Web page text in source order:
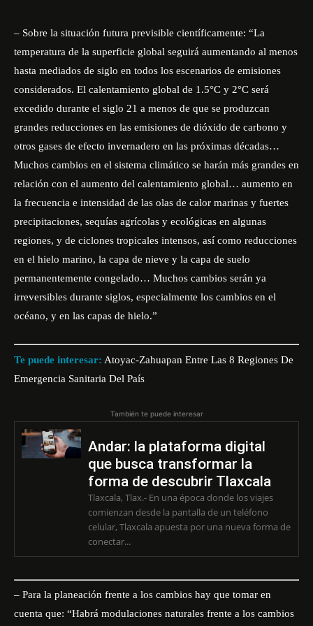
– Sobre la situación futura previsible científicamente: “La
temperatura de la superficie global seguirá aumentando al menos
hasta mediados de siglo en todos los escenarios de emisiones
considerados. El calentamiento global de 1.5°C y 2°C será
excedido durante el siglo 21 a menos de que se produzcan
grandes reducciones en las emisiones de dióxido de carbono y
otros gases de efecto invernadero en las próximas décadas…
Muchos cambios en el sistema climático se harán más grandes en
relación con el aumento del calentamiento global… aumento en
la frecuencia e intensidad de las olas de calor marinas y fuertes
precipitaciones, sequías agrícolas y ecológicas en algunas
regiones, y de ciclones tropicales intensos, así como reducciones
en el hielo marino, la capa de nieve y la capa de suelo
permanentemente congelado… Muchos cambios serán ya
irreversibles durante siglos, especialmente los cambios en el
océano, y en las capas de hielo.”
Te puede interesar: Atoyac-Zahuapan Entre Las 8 Regiones De
Emergencia Sanitaria Del País
También te puede interesar
Andar: la plataforma digital
que busca transformar la
forma de descubrir Tlaxcala
Tlaxcala, Tlax.- En una época donde los viajes
comienzan desde la pantalla de un teléfono
celular, Tlaxcala apuesta por una nueva forma de
conectar...
– Para la planeación frente a los cambios hay que tomar en
cuenta que: “Habrá modulaciones naturales frente a los cambios